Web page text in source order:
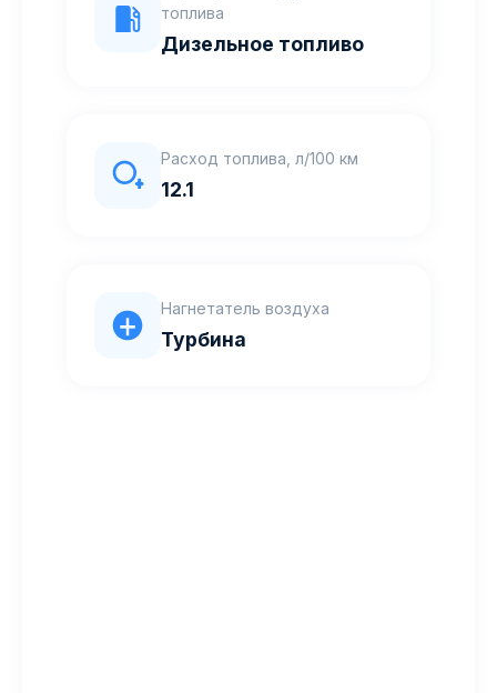
топлива
Дизельное топливо
Расход топлива, л/100 км
12.1
Нагнетатель воздуха
Турбина